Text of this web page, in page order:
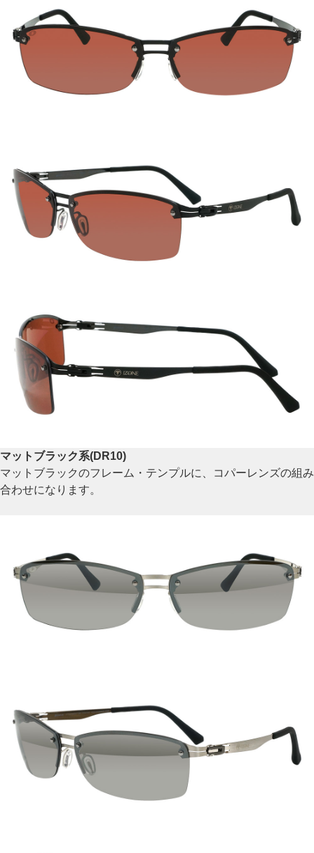
マットブラック系(DR10)
マットブラックのフレーム・テンプルに、コパーレンズの組み
合わせになります。